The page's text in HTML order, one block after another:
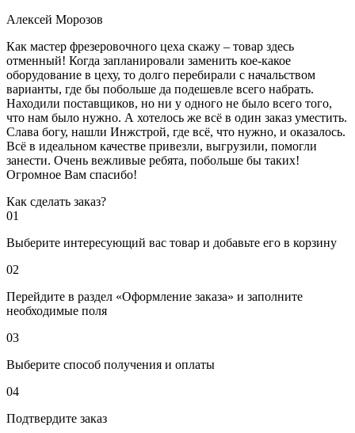
Алексей Морозов
Как мастер фрезеровочного цеха скажу – товар здесь
отменный! Когда запланировали заменить кое-какое
оборудование в цеху, то долго перебирали с начальством
варианты, где бы побольше да подешевле всего набрать.
Находили поставщиков, но ни у одного не было всего того,
что нам было нужно. А хотелось же всё в один заказ уместить.
Слава богу, нашли Инжстрой, где всё, что нужно, и оказалось.
Всё в идеальном качестве привезли, выгрузили, помогли
занести. Очень вежливые ребята, побольше бы таких!
Огромное Вам спасибо!
Как сделать заказ?
01
Выберите интересующий вас товар и добавьте его в корзину
02
Перейдите в раздел «Оформление заказа» и заполните
необходимые поля
03
Выберите способ получения и оплаты
04
Подтвердите заказ